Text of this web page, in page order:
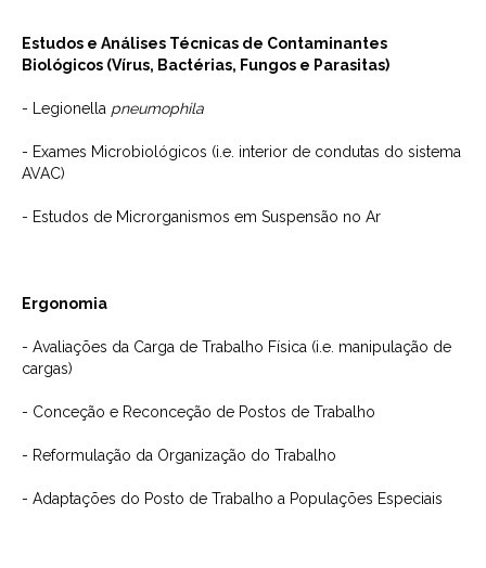
Estudos e Análises Técnicas de Contaminantes
Biológicos (Vírus, Bactérias, Fungos e Parasitas)
- Legionella pneumophila
- Exames Microbiológicos (i.e. interior de condutas do sistema
AVAC)
- Estudos de Microrganismos em Suspensão no Ar
Ergonomia
- Avaliações da Carga de Trabalho Física (i.e. manipulação de
cargas)
- Conceção e Reconceção de Postos de Trabalho
- Reformulação da Organização do Trabalho
- Adaptações do Posto de Trabalho a Populações Especiais